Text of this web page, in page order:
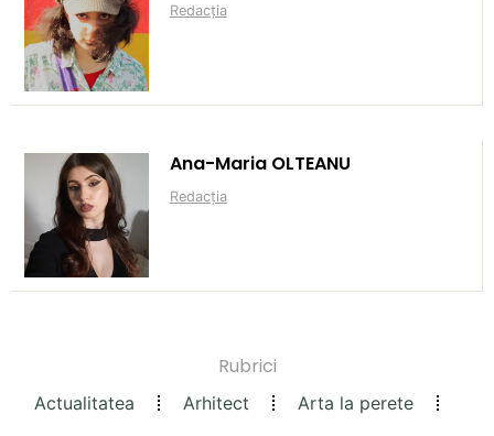
Redacția
Ana-Maria OLTEANU
Redacția
Rubrici
Actualitatea Arhitect
Arta la perete